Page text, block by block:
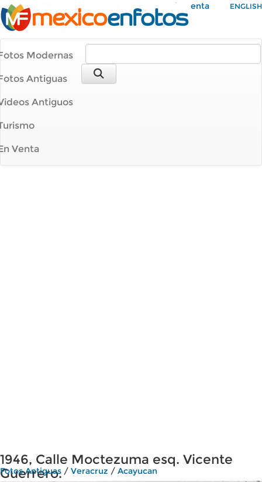
Mi Cuenta ENGLISH
Modernas
Antiguas
Antiguos
Venta
1946, Calle Moctezuma esq. Vicente
Guerrero.
Fotos Antiguas / Veracruz / Acayucan